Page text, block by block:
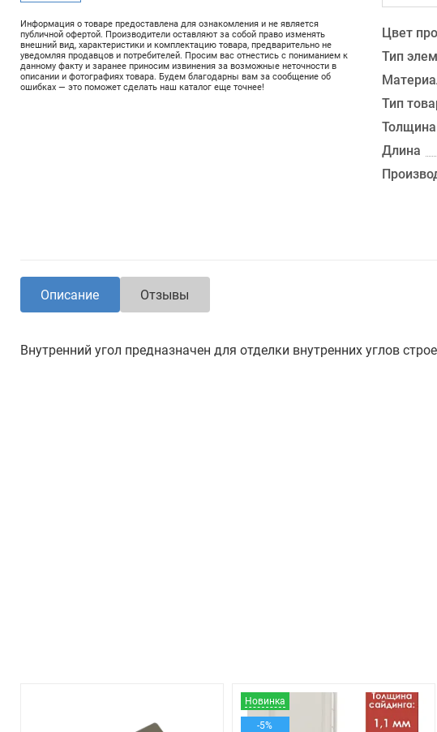
Информация о товаре предоставлена для ознакомления и не является
публичной офертой. Производители оставляют за собой право изменять
внешний вид, характеристики и комплектацию товара, предварительно не
уведомляя продавцов и потребителей. Просим вас отнестись с пониманием к
данному факту и заранее приносим извинения за возможные неточности в
описании и фотографиях товара. Будем благодарны вам за сообщение об
ошибках — это поможет сделать наш каталог еще точнее!
Цвет
Тип
Тип
Длина
Описание Отзывы
Внутренний угол предназначен для отделки внутренних углов
Новинка
-5%